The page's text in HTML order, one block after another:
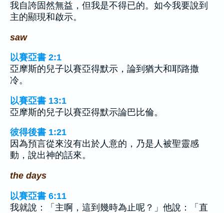
我自誇固然無益，但我是不得已的。如今我要說到
主的顯現和啟示。
saw
以賽亞書 2:1
亞摩斯的兒子以賽亞得默示，論到猶大和耶路撒
冷。
以賽亞書 13:1
亞摩斯的兒子以賽亞得默示論巴比倫。
彼得後書 1:21
因為預言從來沒有出於人意的，乃是人被聖靈感
動，說出神的話來。
the days
以賽亞書 6:11
我就說：「主啊，這到幾時為止呢？」他說：「直